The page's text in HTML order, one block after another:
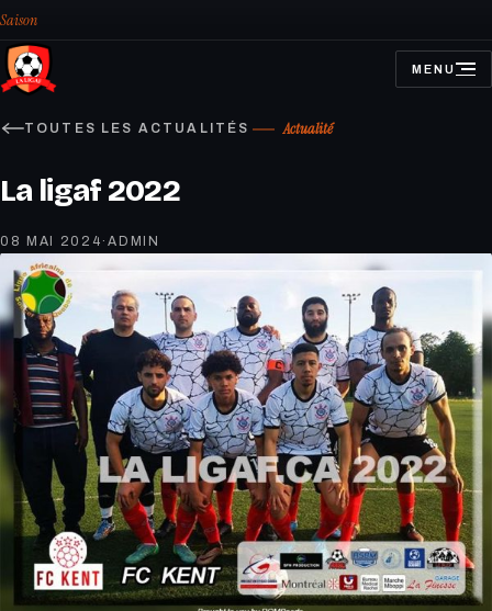
Saison
MENU
OUVRIR
LE
TOUTES LES ACTUALITÉS Actualité
La ligaf 2022
08 MAI 2024 ·ADMIN